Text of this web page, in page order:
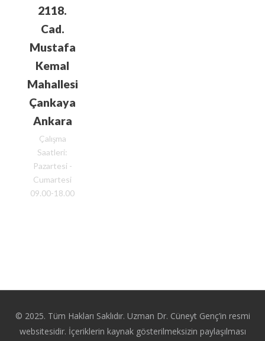
2118.
Cad.
Mustafa
Kemal
Mahallesi
Çankaya
Ankara
Çalışma
Saatleri:
Pazartesi -
Cumartesi
09.00-18.00
© 2025. Tüm Hakları Saklıdır. Uzman Dr. Cüneyt Genç’in resmi
websitesidir. İçeriklerin kaynak gösterilmeksizin paylaşılması